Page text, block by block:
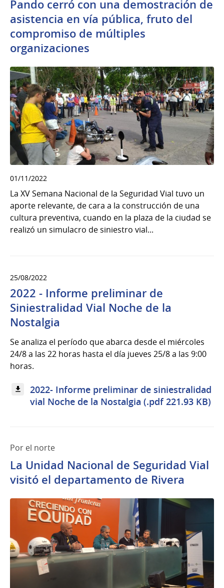
Pando cerró con una demostración de
asistencia en vía pública, fruto del
compromiso de múltiples
organizaciones
01/11/2022
La XV Semana Nacional de la Seguridad Vial tuvo un
aporte relevante, de cara a la construcción de una
cultura preventiva, cuando en la plaza de la ciudad se
realizó un simulacro de siniestro vial...
25/08/2022
2022 - Informe preliminar de
Siniestralidad Vial Noche de la
Nostalgia
Se analiza el período que abarca desde el miércoles
24/8 a las 22 horas hasta el día jueves 25/8 a las 9:00
horas.
2022- Informe preliminar de siniestralidad
vial Noche de la Nostalgia (.pdf 221.93 KB)
Por el norte
La Unidad Nacional de Seguridad Vial
visitó el departamento de Rivera